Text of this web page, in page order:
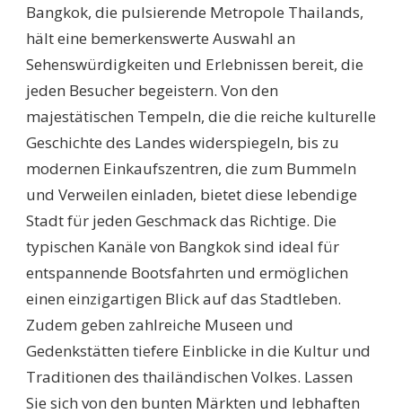
ENTDECKEN
DIE
FASZINIERENDSTEN
STADT
Bangkok, die pulsierende Metropole Thailands,
hält eine bemerkenswerte Auswahl an
Sehenswürdigkeiten und Erlebnissen bereit, die
jeden Besucher begeistern. Von den
majestätischen Tempeln, die die reiche kulturelle
Geschichte des Landes widerspiegeln, bis zu
modernen Einkaufszentren, die zum Bummeln
und Verweilen einladen, bietet diese lebendige
Stadt für jeden Geschmack das Richtige. Die
typischen Kanäle von Bangkok sind ideal für
entspannende Bootsfahrten und ermöglichen
einen einzigartigen Blick auf das Stadtleben.
Zudem geben zahlreiche Museen und
Gedenkstätten tiefere Einblicke in die Kultur und
Traditionen des thailändischen Volkes. Lassen
Sie sich von den bunten Märkten und lebhaften